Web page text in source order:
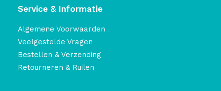
Service & Informatie
Algemene Voorwaarden
Veelgestelde Vragen
Bestellen & Verzending
Retourneren & Ruilen